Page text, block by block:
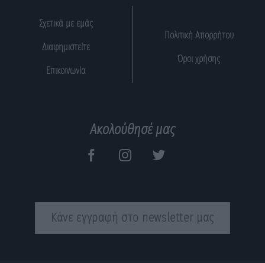
Σχετικά με εμάς
Διαφημιστείτε
Επικοινωνία
Πολιτική Απορρήτου
Όροι χρήσης
Ακολούθησέ μας
Κάνε εγγραφή στο newsletter μας